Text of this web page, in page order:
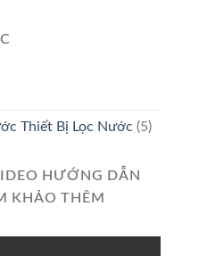
Thiết Bị Lọc Nước (5)
HƯỚNG DẪN
KHẢO THÊM